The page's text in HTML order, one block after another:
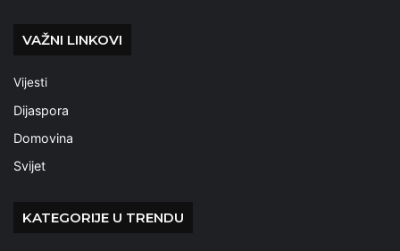
VAŽNI LINKOVI
Vijesti
Dijaspora
Domovina
Svijet
KATEGORIJE U TRENDU